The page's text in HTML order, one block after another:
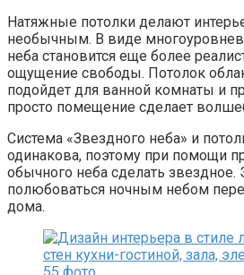
Натяжные потолки делают
необычным. В виде
неба становится еще более
ощущение свободы. Потолок
подойдет для ванной комнаты и
просто помещение сделает
Система «Звездного неба» и
одинакова, поэтому при помощи
обычного неба сделать звездное.
полюбоваться ночным небом
дома.